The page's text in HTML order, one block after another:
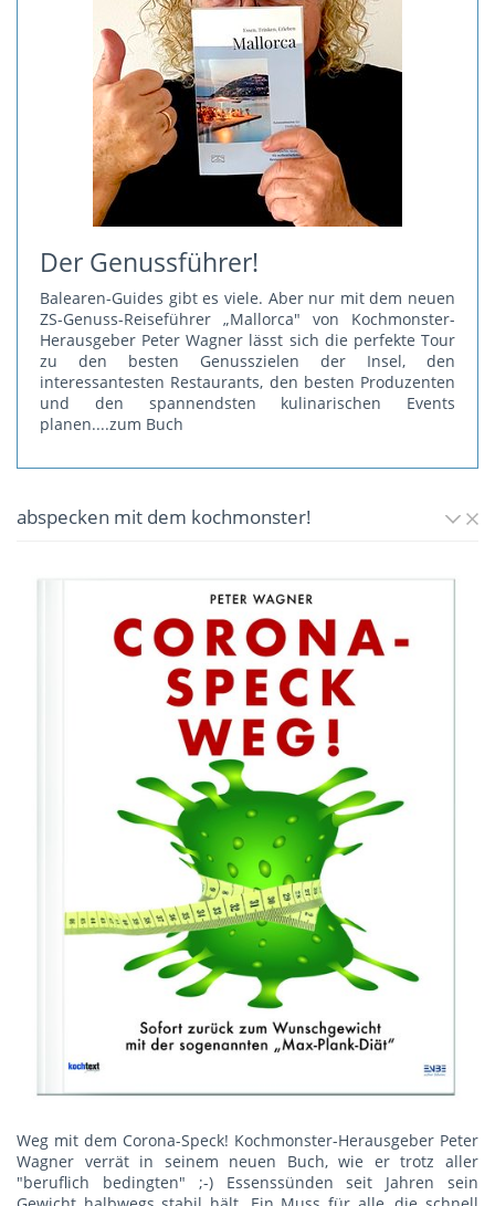
Der Genussführer!
Balearen-Guides gibt es viele. Aber nur mit dem neuen
ZS-Genuss-Reiseführer „Mallorca" von Kochmonster-
Herausgeber Peter Wagner lässt sich die perfekte Tour
zu den besten Genusszielen der Insel, den
interessantesten Restaurants, den besten Produzenten
und den spannendsten kulinarischen Events
planen....zum Buch
abspecken mit dem kochmonster!
Weg mit dem Corona-Speck! Kochmonster-Herausgeber Peter
Wagner verrät in seinem neuen Buch, wie er trotz aller
"beruflich bedingten" ;-) Essenssünden seit Jahren sein